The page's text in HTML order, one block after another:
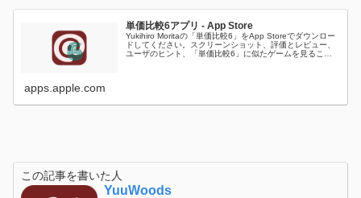
単価比較6アプリ - App Store
Yukihiro Moritaの「単価比較6」をApp Storeでダウンロー
ドしてください。スクリーンショット、評価とレビュー、
ユーザのヒント、「単価比較6」に似たゲームを見ること
apps.apple.com
この記事を書いた人
YuuWoods